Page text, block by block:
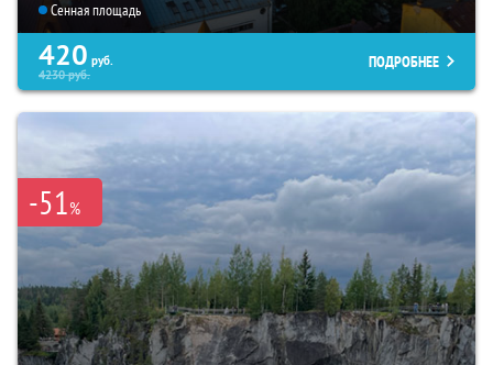
Сенная площадь
420 руб.
4230руб.
ПОДРОБНЕЕ
-51%